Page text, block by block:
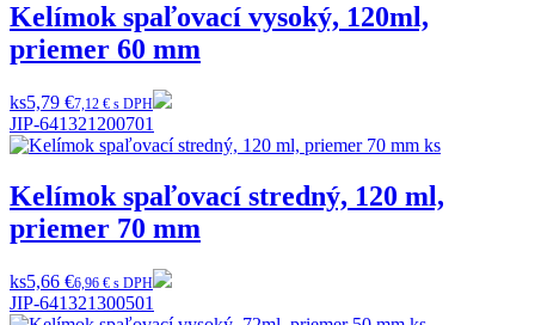
Kelímok spaľovací vysoký, 120ml,
priemer 60 mm
ks5,79 €7,12 € s DPH
JIP-641321200701
Kelímok spaľovací stredný, 120 ml,
priemer 70 mm
ks5,66 €6,96 € s DPH
JIP-641321300501